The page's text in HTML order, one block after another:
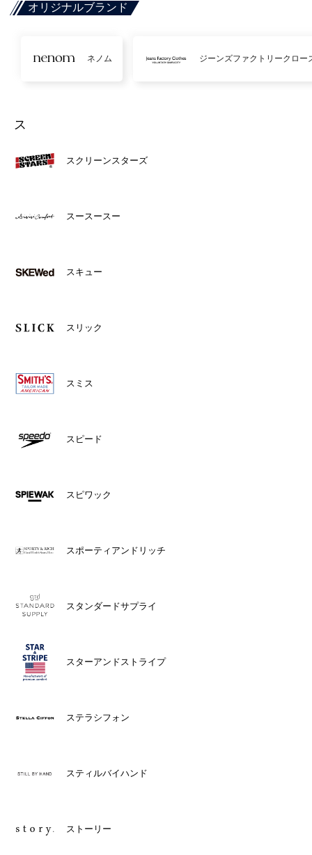
オリジナルブランド
ネノム ジーンズファクトリークロー
ス
スクリーンスターズ
スースースー
スキュー
スリック
スミス
スピード
スピワック
スポーティアンドリッチ
スタンダードサプライ
スターアンドストライプ
ステラシフォン
スティルバイハンド
ストーリー